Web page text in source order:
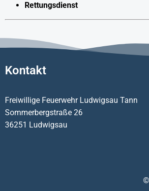
Rettungsdienst
Kontakt
Freiwillige Feuerwehr Ludwigsau Tann
Sommerbergstraße 26
36251 Ludwigsau
©